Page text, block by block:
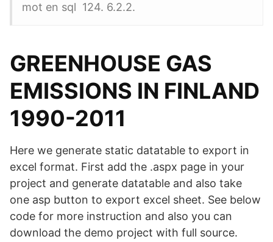
mot en sql 124. 6.2.2.
GREENHOUSE GAS
EMISSIONS IN FINLAND
1990-2011
Here we generate static datatable to export in
excel format. First add the .aspx page in your
project and generate datatable and also take
one asp button to export excel sheet. See below
code for more instruction and also you can
download the demo project with full source.